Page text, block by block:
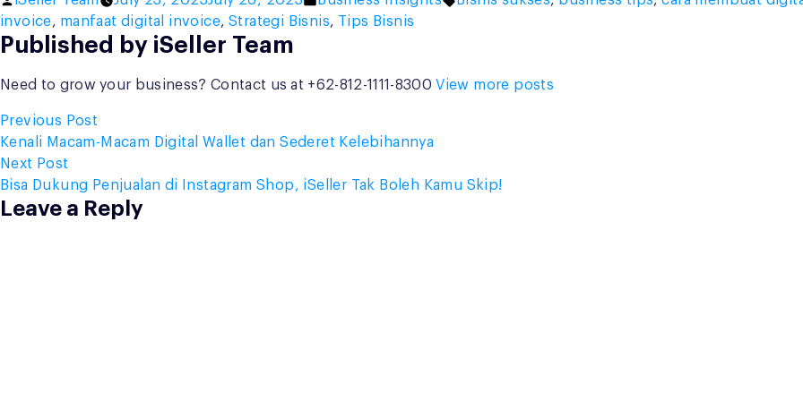
by
in
invoice, manfaat digital invoice,Strategi Bisnis, Tips Bisnis
Published by iSeller Team
Need to grow your business? Contact us at +62-812-1111-8300 View more posts
Post
navigation
Previous Post
post:
Kenali Macam-Macam Digital Wallet dan Sederet Kelebihannya
Next Post
post:
Bisa Dukung Penjualan di Instagram Shop, iSeller Tak Boleh Kamu Skip!
Leave a Reply